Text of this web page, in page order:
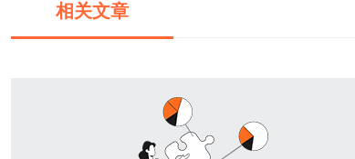
相关文章